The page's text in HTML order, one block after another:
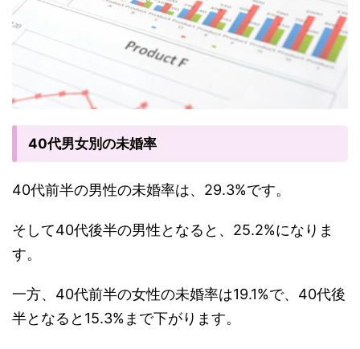
40代男女別の未婚率
40代前半の男性の未婚率は、29.3%です。
そして40代後半の男性となると、25.2%になりま
す。
一方、40代前半の女性の未婚率は19.1%で、40代後
半となると15.3%まで下がります。